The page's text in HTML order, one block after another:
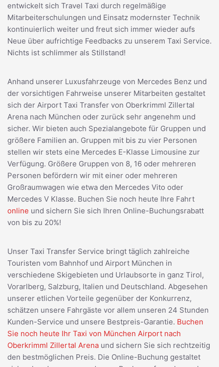
entwickelt sich Travel Taxi durch regelmäßige
Mitarbeiterschulungen und Einsatz modernster Technik
kontinuierlich weiter und freut sich immer wieder aufs
Neue über aufrichtige Feedbacks zu unserem Taxi Service.
Nichts ist schlimmer als Stillstand!
Anhand unserer Luxusfahrzeuge von Mercedes Benz und
der vorsichtigen Fahrweise unserer Mitarbeiten gestaltet
sich der Airport Taxi Transfer von Oberkrimml Zillertal
Arena nach München oder zurück sehr angenehm und
sicher. Wir bieten auch Spezialangebote für Gruppen und
größere Familien an. Gruppen mit bis zu vier Personen
stellen wir stets eine Mercedes E-Klasse Limousine zur
Verfügung. Größere Gruppen von 8, 16 oder mehreren
Personen befördern wir mit einer oder mehreren
Großraumwagen wie etwa den Mercedes Vito oder
Mercedes V Klasse. Buchen Sie noch heute Ihre Fahrt
online und sichern Sie sich Ihren Online-Buchungsrabatt
von bis zu 20%!
Unser Taxi Transfer Service bringt täglich zahlreiche
Touristen vom Bahnhof und Airport München in
verschiedene Skigebieten und Urlaubsorte in ganz Tirol,
Vorarlberg, Salzburg, Italien und Deutschland. Abgesehen
unserer etlichen Vorteile gegenüber der Konkurrenz,
schätzen unsere Fahrgäste vor allem unseren 24 Stunden
Kunden-Service und unsere Bestpreis-Garantie. Buchen
Sie noch heute Ihr Taxi von München Airport nach
Oberkrimml Zillertal Arena und sichern Sie sich rechtzeitig
den bestmöglichen Preis. Die Online-Buchung gestaltet